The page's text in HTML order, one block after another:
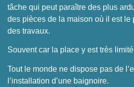
tâche qui peut paraître des plus
des pièces de la maison où il est le
des travaux.
Souvent car la place y est très
Tout le monde ne dispose pas de
l’installation d’une baignoire.